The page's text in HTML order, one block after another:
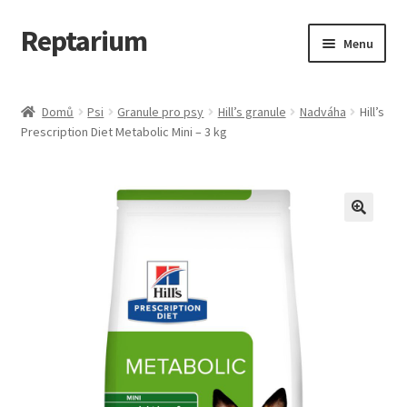
Přeskočit
na
Přejít
k
webu
Reptarium Menu
Košík
Domů Psi Granule pro psy Hill’s granule Nadváha
Hill’s
Prescription Diet Metabolic Mini – 3 kg